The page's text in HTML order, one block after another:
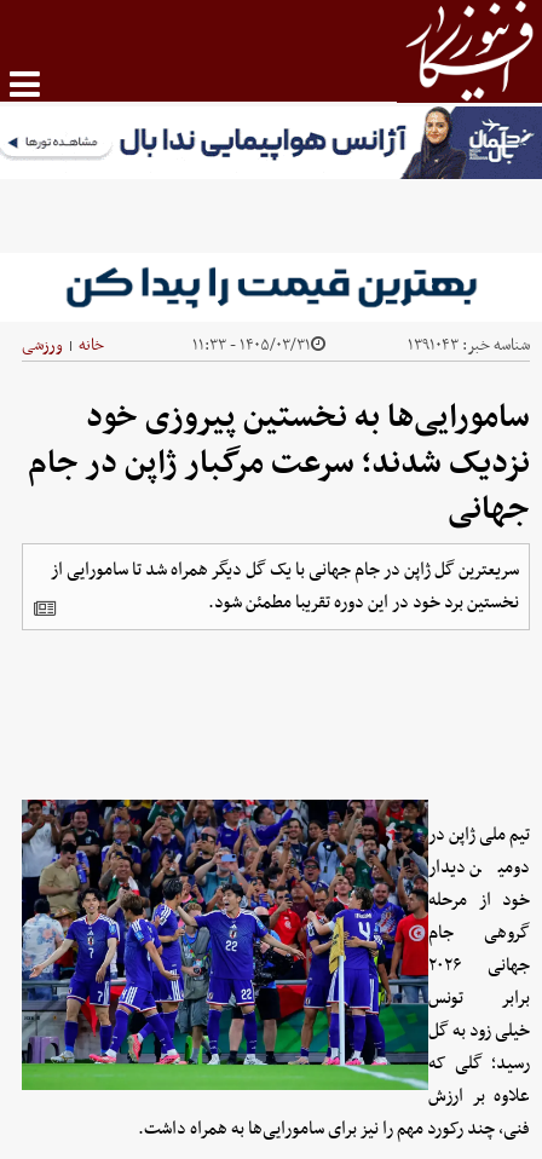
شناسه خبر:۱۳۹۱۰۴۳ ۱۴۰۵/۰۳/۳۱ - ۱۱:۳۳ خانه | ورزشی
سامورایی‌ها به نخستین پیروزی خود
نزدیک شدند؛ سرعت مرگبار ژاپن در جام
جهانی
سریعترین گل ژاپن در جام جهانی با یک گل دیگر همراه شد تا سامورایی از
نخستین برد خود در این دوره تقریبا مطمئن شود.
تیم ملی ژاپن در
دومین دیدار
خود از مرحله
گروهی جام
جهانی ۲۰۲۶
برابر تونس
خیلی زود به گل
رسید؛ گلی که
علاوه بر ارزش
فنی، چند رکورد مهم را نیز برای سامورایی‌ها به همراه داشت.